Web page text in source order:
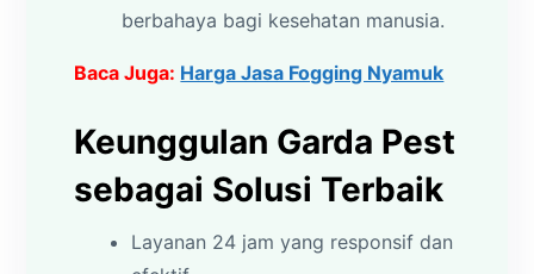
berbahaya bagi kesehatan manusia.
Baca Juga: Harga Jasa Fogging Nyamuk
Keunggulan Garda Pest
sebagai Solusi Terbaik
Layanan 24 jam yang responsif dan